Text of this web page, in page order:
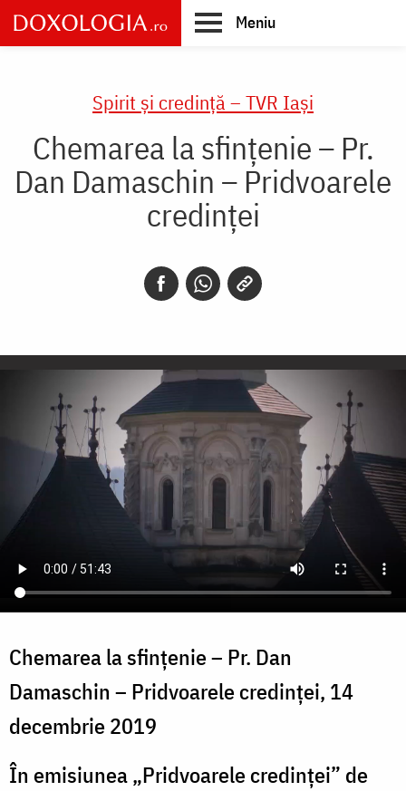
Skip
to
main
Meniu
Spirit și credință – TVR Iași
Chemarea la sfințenie – Pr.
Dan Damaschin – Pridvoarele
credinței
Chemarea la sfințenie – Pr. Dan
Damaschin – Pridvoarele credinței, 14
decembrie 2019
În emisiunea „Pridvoarele credinței” de